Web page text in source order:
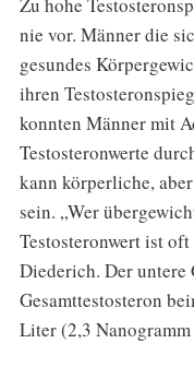
nie vor. Männer die
gesundes
ihren
konnten Männer mit
Testosteronwerte
kann körperliche,
sein. „Wer
Testosteronwert ist
Diederich. Der untere
Gesamttestosteron
Liter (2,3